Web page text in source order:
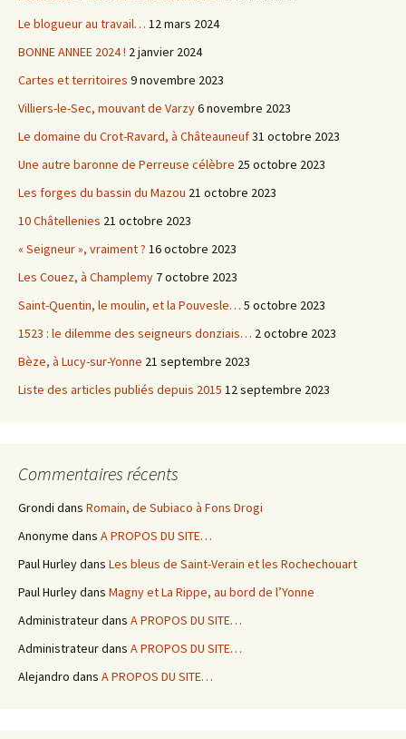
Le blogueur au travail… 12 mars 2024
BONNE ANNEE 2024 ! 2 janvier 2024
Cartes et territoires 9 novembre 2023
Villiers-le-Sec, mouvant de Varzy6 novembre 2023
Le domaine du Crot-Ravard, à Châteauneuf31 octobre 2023
Une autre baronne de Perreuse célèbre 25 octobre 2023
Les forges du bassin du Mazou 21 octobre 2023
10 Châtellenies 21 octobre 2023
« Seigneur », vraiment ? 16 octobre 2023
Les Couez, à Champlemy 7 octobre 2023
Saint-Quentin, le moulin, et la Pouvesle… 5 octobre 2023
1523 : le dilemme des seigneurs donziais… 2 octobre 2023
Bèze, à Lucy-sur-Yonne 21 septembre 2023
Liste des articles publiés depuis 2015 12 septembre 2023
Commentaires récents
Grondi dans Romain, de Subiaco à Fons Drogi
Anonyme dans A PROPOS DU SITE…
Paul Hurleydans Les bleus de Saint-Verain et les Rochechouart
Paul Hurleydans Magny et La Rippe, au bord de l’Yonne
Administrateurdans A PROPOS DU SITE…
Administrateurdans A PROPOS DU SITE…
Alejandro dans A PROPOS DU SITE…